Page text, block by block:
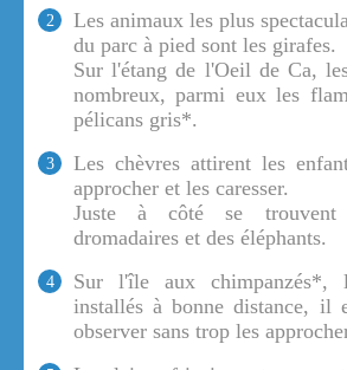
2
Les animaux les plus
du parc à pied sont les girafes.
Sur l'étang de l'Oeil de Ca,
nombreux, parmi eux les
pélicans gris*.
3
Les chèvres attirent les
approcher et les caresser.
Juste à côté se
dromadaires et des éléphants.
4
Sur l'île aux chimpanzés*,
installés à bonne distance, il
observer sans trop les